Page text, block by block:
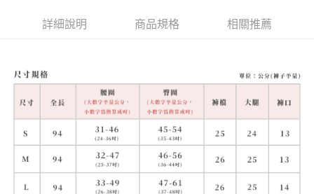
詳細說明 商品規格 相關推薦